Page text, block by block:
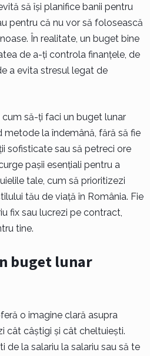
să își planifice banii pentru
pentru că nu vor să folosească
În realitate, un buget bine
de a-ți controla finanțele, de
a evita stresul legat de
să-ți faci un buget lunar
metode la îndemână, fără să fie
sofisticate sau să petreci ore
pașii esențiali pentru a
tale, cum să prioritizezi
tău de viață în România. Fie
fix sau lucrezi pe contract,
tine.
buget lunar
o imagine clară asupra
cât câștigi și cât cheltuiești.
de la salariu la salariu sau să te